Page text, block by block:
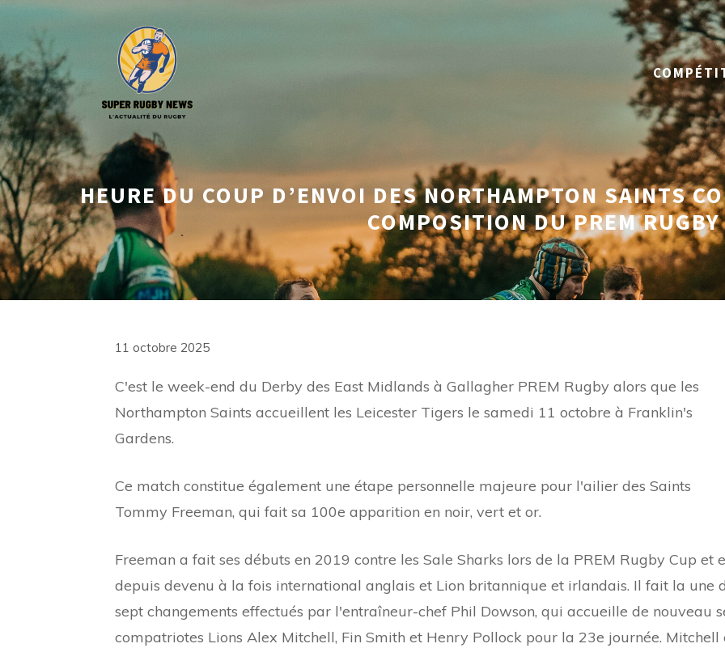
Aller
contenu
HEURE DU COUP D’ENVOI DES NORTHAMPTON SAINTS
COMPOSITION DU PREM RUGBY
11 octobre 2025
C'est le week-end du Derby des East Midlands à Gallagher PREM Rugby alors que les
Northampton Saints accueillent les Leicester Tigers le samedi 11 octobre à Franklin's
Gardens.
Ce match constitue également une étape personnelle majeure pour l'ailier des Saints
Tommy Freeman, qui fait sa 100e apparition en noir, vert et or.
Freeman a fait ses débuts en 2019 contre les Sale Sharks lors de la PREM Rugby Cup et
depuis devenu à la fois international anglais et Lion britannique et irlandais. Il fait la une
sept changements effectués par l'entraîneur-chef Phil Dowson, qui accueille de nouveau
compatriotes Lions Alex Mitchell, Fin Smith et Henry Pollock pour la 23e journée. Mitchell